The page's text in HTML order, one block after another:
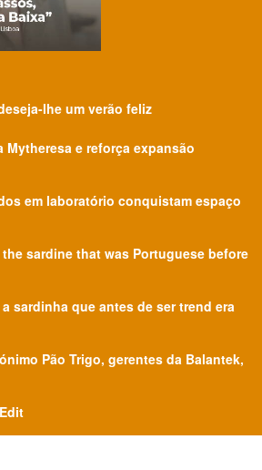
lhe um verão feliz
Mytheresa e reforça expansão
em laboratório conquistam espaço
sardine that was Portuguese before
sardinha que antes de ser trend era
Pão Trigo, gerentes da Balantek,